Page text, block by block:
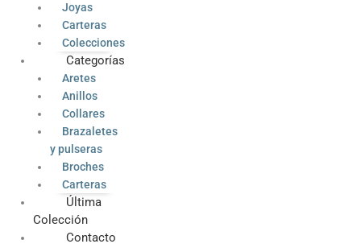
Joyas
Carteras
Colecciones
Categorías
Aretes
Anillos
Collares
Brazaletes
y pulseras
Broches
Carteras
Última
Colección
Contacto